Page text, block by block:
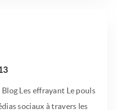
Les effrayant Le pouls
sociaux à travers les